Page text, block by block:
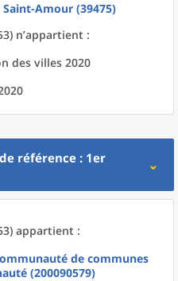
Saint-Amour (39475)
n’appartient :
des villes 2020
référence : 1er
appartient :
de communes
(200090579)